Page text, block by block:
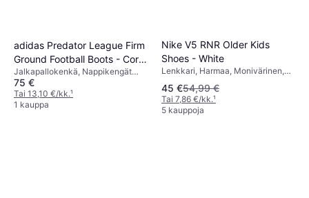
adidas Predator League Firm
Ground Football Boots - Core
Black/Cloud White/Lucid Red
Jalkapallokenkä, Nappikengät
kovalle alustalle, Punainen, Musta,
Valkoinen, Verkko, Synteettinen,
Tekstiili
75 €
Tai 13,10 €/kk.¹
1 kauppa
Nike V5 RNR Older Kids
Shoes - White
Lenkkari, Harmaa, Monivärinen,
Tekonahka, Synteettinen, Tekstiili
45 €54,99 €
Tai 7,86 €/kk.¹
5 kauppoja